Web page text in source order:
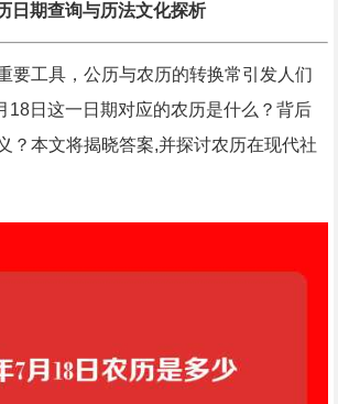
日期查询与历法文化探析
要工具，公历与农历的转换常引发人们
18日这一日期对应的农历是什么？背后
？本文将揭晓答案,并探讨农历在现代社